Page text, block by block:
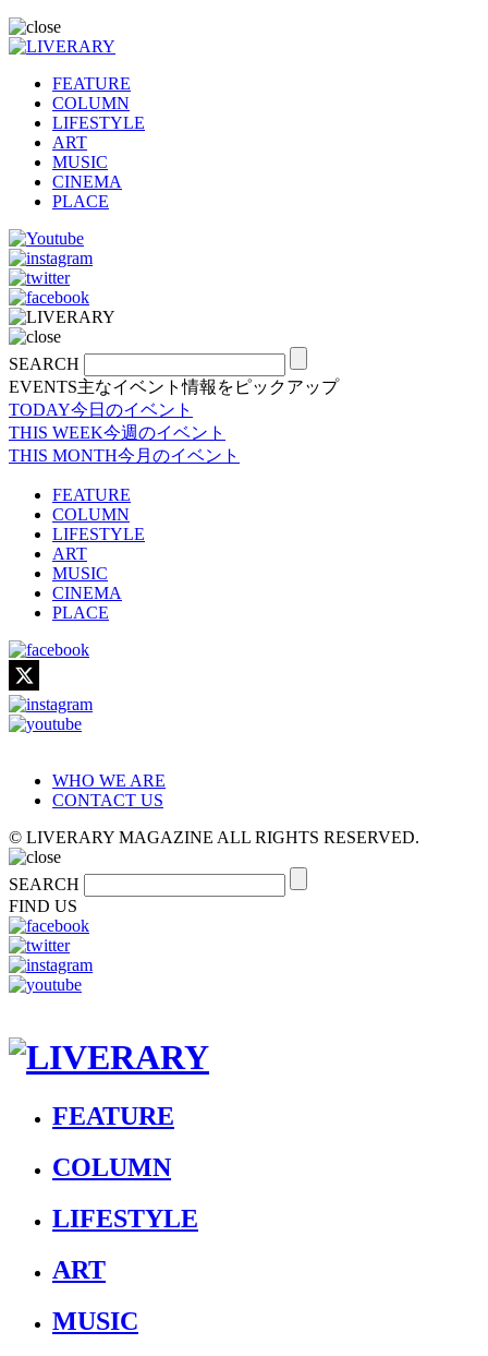
FEATURE
COLUMN
LIFESTYLE
ART
MUSIC
CINEMA
PLACE
SEARCH
EVENTS主なイベント情報をピックアップ
TODAY今日のイベント
THIS WEEK今週のイベント
THIS MONTH今月のイベント
FEATURE
COLUMN
LIFESTYLE
ART
MUSIC
CINEMA
PLACE
WHO WE ARE
CONTACT US
© LIVERARY MAGAZINE ALL RIGHTS RESERVED.
SEARCH
FIND US
FEATURE
COLUMN
LIFESTYLE
ART
MUSIC